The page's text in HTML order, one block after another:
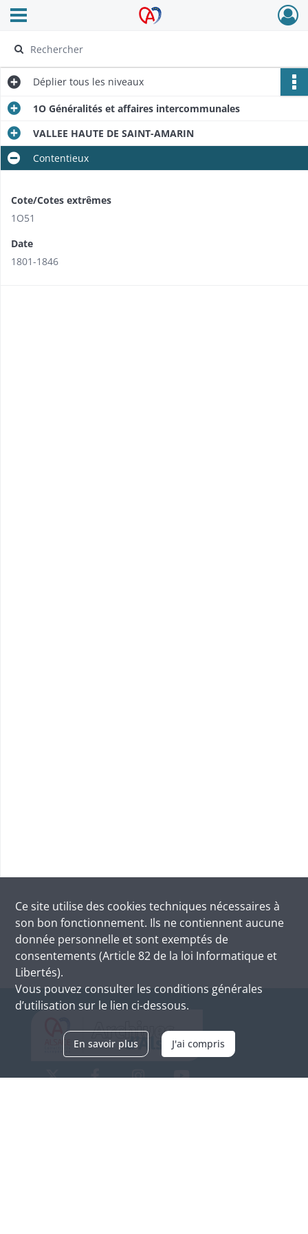
Archives Alsace - Colmar
Ouvrir le menu déroulant
Déplier tous les niveaux
1O Généralités et affaires intercommunales
VALLEE HAUTE DE SAINT-AMARIN
Contentieux
Cote/Cotes extrêmes
1O51
Date
1801-1846
Ce site utilise des cookies techniques nécessaires à
son bon fonctionnement. Ils ne contiennent aucune
donnée personnelle et sont exemptés de
consentements (Article 82 de la loi Informatique et
Libertés).
Vous pouvez consulter les conditions générales
d’utilisation sur le lien ci-dessous.
En savoir plus J'ai compris